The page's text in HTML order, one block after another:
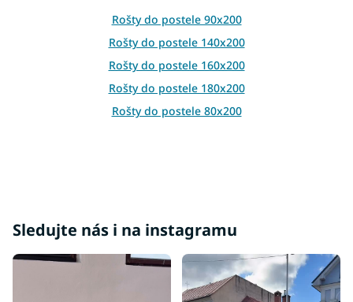
r
v
k
y
v
ý
p
Rošty do postele 90x200
Rošty do postele 140x200
Rošty do postele 160x200
Rošty do postele 180x200
Rošty do postele 80x200
Sledujte nás i na instagramu